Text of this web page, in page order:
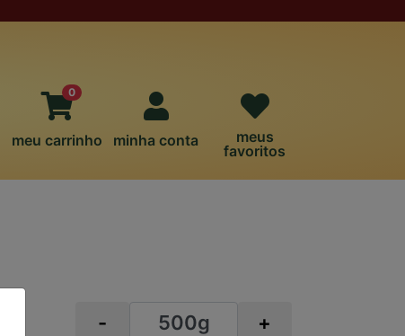
0
meu carrinho minha conta
meus
favoritos
- +